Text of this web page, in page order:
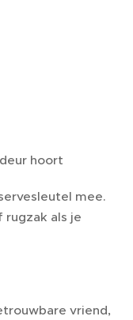
hoort
mee.
als je
vriend,